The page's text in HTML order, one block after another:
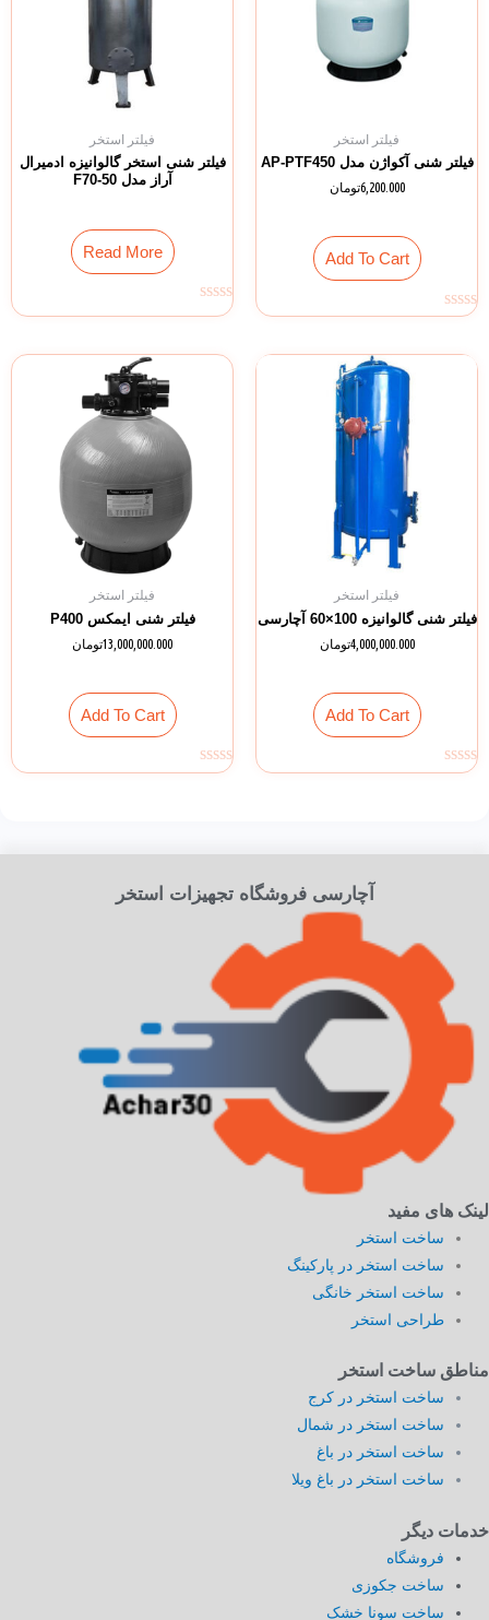
فیلتر استخر
فیلتر شنی آکواژن مدل AP-PTF450
6,200.000تومان
Add To Cart
out
فیلتر استخر
فیلتر شنی استخر گالوانیزه ادمیرال
آراز مدل F70-50
Read More
Rated
out
of
فیلتر استخر
فیلتر شنی گالوانیزه 100×60 آچارسی
4,000,000.000تومان
Add To Cart
Rated
5
فیلتر استخر
فیلتر شنی ایمکس P400
13,000,000.000تومان
Add To Cart
Rated
5
آچارسی فروشگاه تجهیزات استخر
لینک های مفید
ساخت استخر
ساخت استخر در پارکینگ
ساخت استخر خانگی
طراحی استخر
مناطق ساخت استخر
ساخت استخر در کرج
ساخت استخر در شمال
ساخت استخر در باغ
ساخت استخر در باغ ویلا
خدمات دیگر
فروشگاه
ساخت جکوزی
ساخت سونا خشک